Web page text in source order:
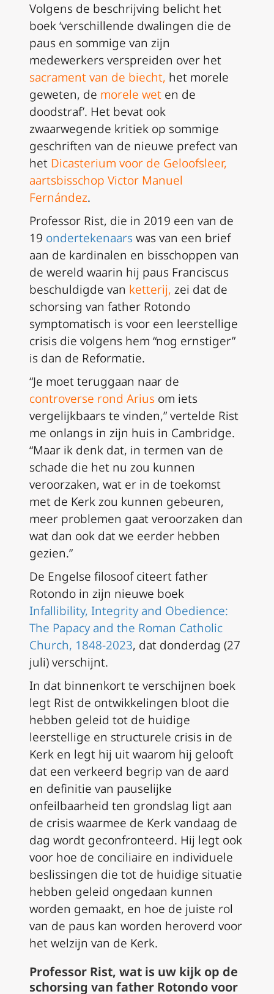
Volgens de beschrijving belicht het
boek ‘verschillende dwalingen die de
paus en sommige van zijn
medewerkers verspreiden over het
sacrament van de biecht, het morele
geweten, de morele wet en de
doodstraf’. Het bevat ook
zwaarwegende kritiek op sommige
geschriften van de nieuwe prefect van
het Dicasterium voor de Geloofsleer,
aartsbisschop Victor Manuel
Fernández.
Professor Rist, die in 2019 een van de
19 ondertekenaars was van een brief
aan de kardinalen en bisschoppen van
de wereld waarin hij paus Franciscus
beschuldigde van ketterij, zei dat de
schorsing van father Rotondo
symptomatisch is voor een leerstellige
crisis die volgens hem “nog ernstiger”
is dan de Reformatie.
“Je moet teruggaan naar de
controverse rond Arius om iets
vergelijkbaars te vinden,” vertelde Rist
me onlangs in zijn huis in Cambridge.
“Maar ik denk dat, in termen van de
schade die het nu zou kunnen
veroorzaken, wat er in de toekomst
met de Kerk zou kunnen gebeuren,
meer problemen gaat veroorzaken dan
wat dan ook dat we eerder hebben
gezien.”
De Engelse filosoof citeert father
Rotondo in zijn nieuwe boek
Infallibility, Integrity and Obedience:
The Papacy and the Roman Catholic
Church, 1848-2023, dat donderdag (27
juli) verschijnt.
In dat binnenkort te verschijnen boek
legt Rist de ontwikkelingen bloot die
hebben geleid tot de huidige
leerstellige en structurele crisis in de
Kerk en legt hij uit waarom hij gelooft
dat een verkeerd begrip van de aard
en definitie van pauselijke
onfeilbaarheid ten grondslag ligt aan
de crisis waarmee de Kerk vandaag de
dag wordt geconfronteerd. Hij legt ook
voor hoe de conciliaire en individuele
beslissingen die tot de huidige situatie
hebben geleid ongedaan kunnen
worden gemaakt, en hoe de juiste rol
van de paus kan worden heroverd voor
het welzijn van de Kerk.
Professor Rist, wat is uw kijk op de
schorsing van father Rotondo voor